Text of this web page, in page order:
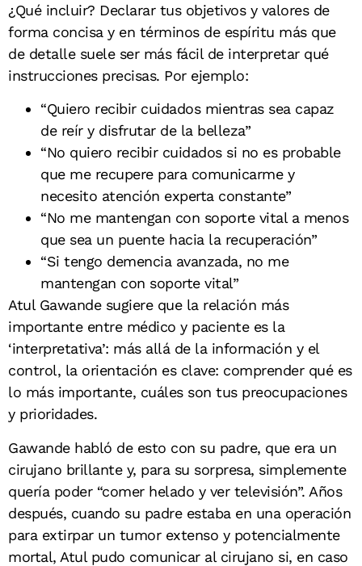
¿Qué incluir? Declarar tus objetivos y valores de
forma concisa y en términos de espíritu más que
de detalle suele ser más fácil de interpretar qué
instrucciones precisas. Por ejemplo:
“Quiero recibir cuidados mientras sea capaz
de reír y disfrutar de la belleza”
“No quiero recibir cuidados si no es probable
que me recupere para comunicarme y
necesito atención experta constante”
“No me mantengan con soporte vital a menos
que sea un puente hacia la recuperación”
“Si tengo demencia avanzada, no me
mantengan con soporte vital”
Atul Gawande sugiere que la relación más
importante entre médico y paciente es la
‘interpretativa’: más allá de la información y el
control, la orientación es clave: comprender qué es
lo más importante, cuáles son tus preocupaciones
y prioridades.
Gawande habló de esto con su padre, que era un
cirujano brillante y, para su sorpresa, simplemente
quería poder “comer helado y ver televisión”. Años
después, cuando su padre estaba en una operación
para extirpar un tumor extenso y potencialmente
mortal, Atul pudo comunicar al cirujano si, en caso